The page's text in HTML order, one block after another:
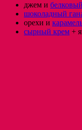
джем и
шоколадный
орехи и
сырный крем +